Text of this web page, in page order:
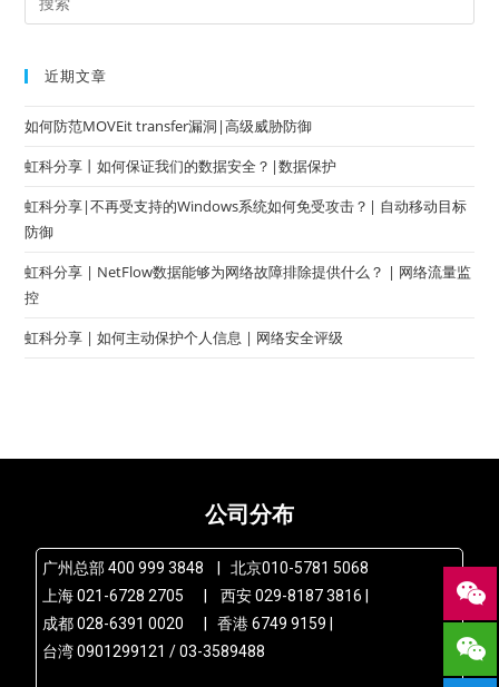
近期文章
如何防范MOVEit transfer漏洞|高级威胁防御
虹科分享丨如何保证我们的数据安全？|数据保护
虹科分享|不再受支持的Windows系统如何免受攻击？| 自动移动目标
防御
虹科分享 | NetFlow数据能够为网络故障排除提供什么？ | 网络流量监
控
虹科分享 | 如何主动保护个人信息 | 网络安全评级
公司分布
广州总部 400 999 3848 | 北京010-5781 5068
上海 021-6728 2705 | 西安 029-8187 3816 |
成都 028-6391 0020 | 香港 6749 9159 |
台湾 0901299121 / 03-3589488